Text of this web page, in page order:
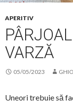
APERITIV
VARZĂ
05/05/2023
Uneori trebuie să